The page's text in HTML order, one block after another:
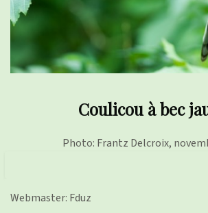
Liens
Coulicou à bec
Photo: Frantz Delcroix,
Webmaster: Fduz